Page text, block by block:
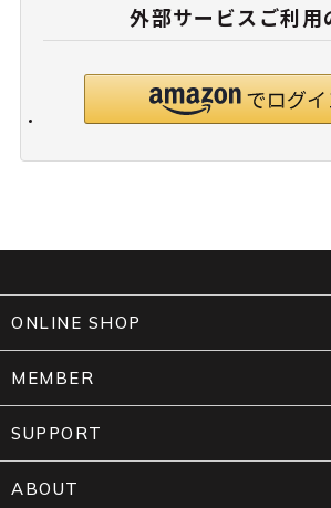
外部サービスご利用
ONLINE SHOP
MEMBER
SUPPORT
ABOUT